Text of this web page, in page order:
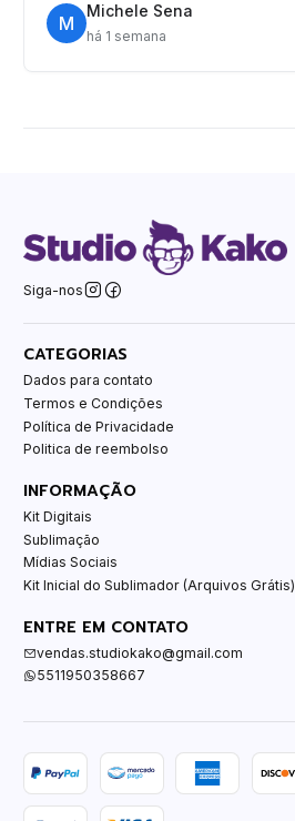
M
Michele Sena
há 1 semana
Siga-nos
CATEGORIAS
Dados para contato
Termos e Condições
Política de Privacidade
Politica de reembolso
INFORMAÇÃO
Kit Digitais
Sublimação
Mídias Sociais
Kit Inicial do Sublimador (Arquivos Grátis)
ENTRE EM CONTATO
vendas.studiokako@gmail.com
5511950358667